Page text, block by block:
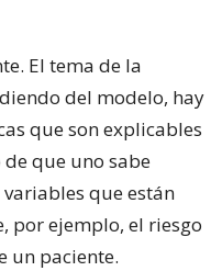
El tema de la
del modelo, hay
que son explicables
que uno sabe
que están
por ejemplo, el riesgo
un paciente.